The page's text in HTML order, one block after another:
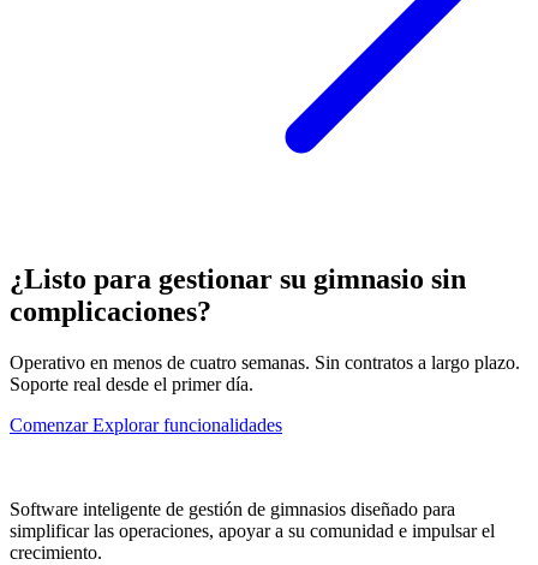
¿Listo para gestionar su gimnasio sin
complicaciones?
Operativo en menos de cuatro semanas. Sin contratos a largo plazo.
Soporte real desde el primer día.
ComenzarExplorar funcionalidades
Software inteligente de gestión de gimnasios diseñado para
simplificar las operaciones, apoyar a su comunidad e impulsar el
crecimiento.